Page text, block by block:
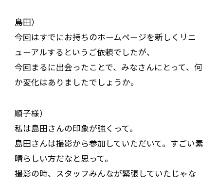
島田）
今回はすでにお持ちのホームページを新しくリニ
ューアルするというご依頼でしたが、
今回まるに出会ったことで、みなさんにとって、何
か変化はありましたでしょうか。
順子様）
私は島田さんの印象が強くって。
島田さんは撮影から参加していただいて。すごい素
晴らしい方だなと思って。
撮影の時、スタッフみんなが緊張していたじゃな